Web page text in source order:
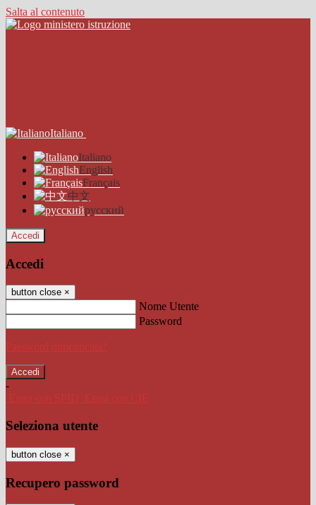
Salta al contenuto
Italiano
Italiano
English
Français
中文
русский
Accedi
Accedi
button close ×
Nome Utente
Password
Password dimenticata?
-
Entra con SPID
Entra con CIE
Seleziona utente
button close ×
Recupero password